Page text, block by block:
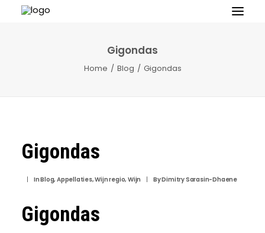
Gigondas
Home Blog Gigondas
Gigondas
| InBlog,Appellaties,Wijn regio,Wijn | ByDimitry Sarasin-Dhaene
Gigondas